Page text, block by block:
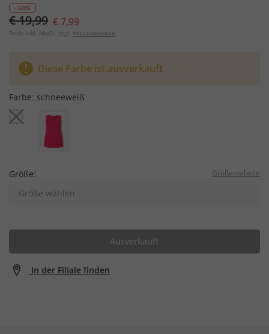
- 60%
€ 19,99 € 7,99
Preis inkl. MwSt. zzgl. Versandkosten
Diese Farbe ist ausverkauft
Farbe: schneeweiß
Größe: Größentabelle
Größe wählen
Ausverkauft
In der Filiale finden